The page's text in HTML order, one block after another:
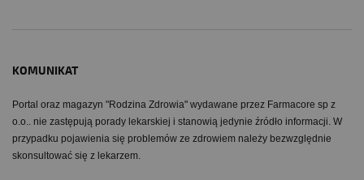
KOMUNIKAT
Portal oraz magazyn "Rodzina Zdrowia" wydawane przez Farmacore sp z
o.o.. nie zastępują porady lekarskiej i stanowią jedynie źródło informacji. W
przypadku pojawienia się problemów ze zdrowiem należy bezwzględnie
skonsultować się z lekarzem.